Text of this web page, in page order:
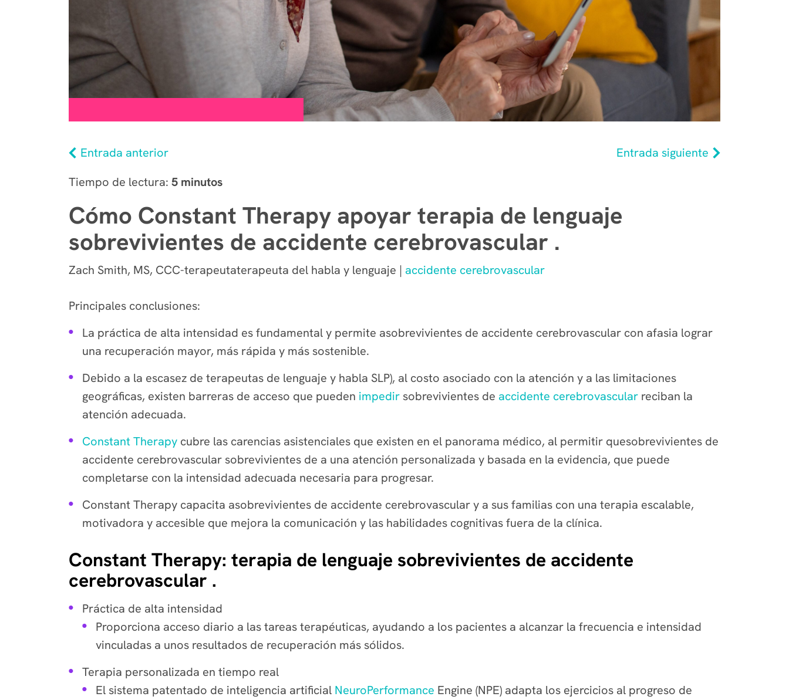
Entrada anterior
Entrada siguiente
Tiempo de lectura: 5 minutos
Cómo Constant Therapy apoyar terapia de lenguaje
sobrevivientes de accidente cerebrovascular .
Zach Smith, MS, CCC-terapeutaterapeuta del habla y lenguaje | accidente cerebrovascular
Principales conclusiones:
La práctica de alta intensidad es fundamental y permite asobrevivientes de accidente cerebrovascular con afasia lograr
una recuperación mayor, más rápida y más sostenible.
Debido a la escasez de terapeutas de lenguaje y habla SLP), al costo asociado con la atención y a las limitaciones
geográficas, existen barreras de acceso que pueden impedir sobrevivientes de accidente cerebrovascular reciban la
atención adecuada.
Constant Therapy cubre las carencias asistenciales que existen en el panorama médico, al permitir quesobrevivientes de
accidente cerebrovascular sobrevivientes de a una atención personalizada y basada en la evidencia, que puede
completarse con la intensidad adecuada necesaria para progresar.
Constant Therapy capacita asobrevivientes de accidente cerebrovascular y a sus familias con una terapia escalable,
motivadora y accesible que mejora la comunicación y las habilidades cognitivas fuera de la clínica.
Constant Therapy: terapia de lenguaje sobrevivientes de accidente
cerebrovascular .
Práctica de alta intensidad
Proporciona acceso diario a las tareas terapéuticas, ayudando a los pacientes a alcanzar la frecuencia e intensidad
vinculadas a unos resultados de recuperación más sólidos.
Terapia personalizada en tiempo real
El sistema patentado de inteligencia artificial NeuroPerformance Engine (NPE) adapta los ejercicios al progreso de